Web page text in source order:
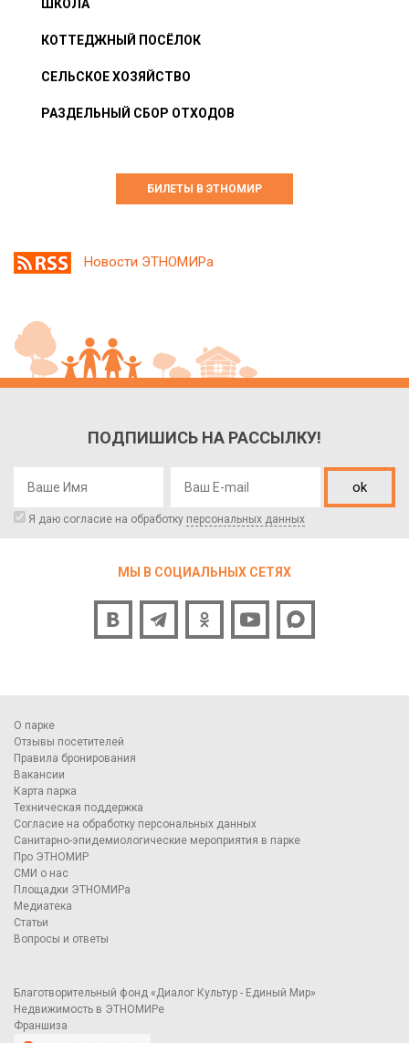
ШКОЛА
КОТТЕДЖНЫЙ ПОСЁЛОК
СЕЛЬСКОЕ ХОЗЯЙСТВО
РАЗДЕЛЬНЫЙ СБОР ОТХОДОВ
БИЛЕТЫ В ЭТНОМИР
Новости ЭТНОМИРа
ПОДПИШИСЬ НА РАССЫЛКУ!
ok
Я даю согласие на обработку персональных данных
МЫ В СОЦИАЛЬНЫХ СЕТЯХ
О парке
Отзывы посетителей
Правила бронирования
Вакансии
Карта парка
Техническая поддержка
Согласие на обработку персональных данных
Санитарно-эпидемиологические мероприятия в парке
Про ЭТНОМИР
СМИ о нас
Площадки ЭТНОМИРа
Медиатека
Статьи
Вопросы и ответы
Благотворительный фонд «Диалог Культур - Единый Мир»
Недвижимость в ЭТНОМИРе
Франшиза